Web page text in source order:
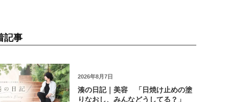
記事
2026年8月7日
湊の日記｜美容 「日焼け止めの塗
りなおし、みんなどうしてる？」